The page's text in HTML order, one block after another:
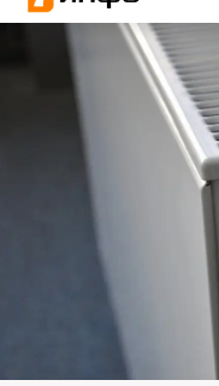
Новости мира
Все